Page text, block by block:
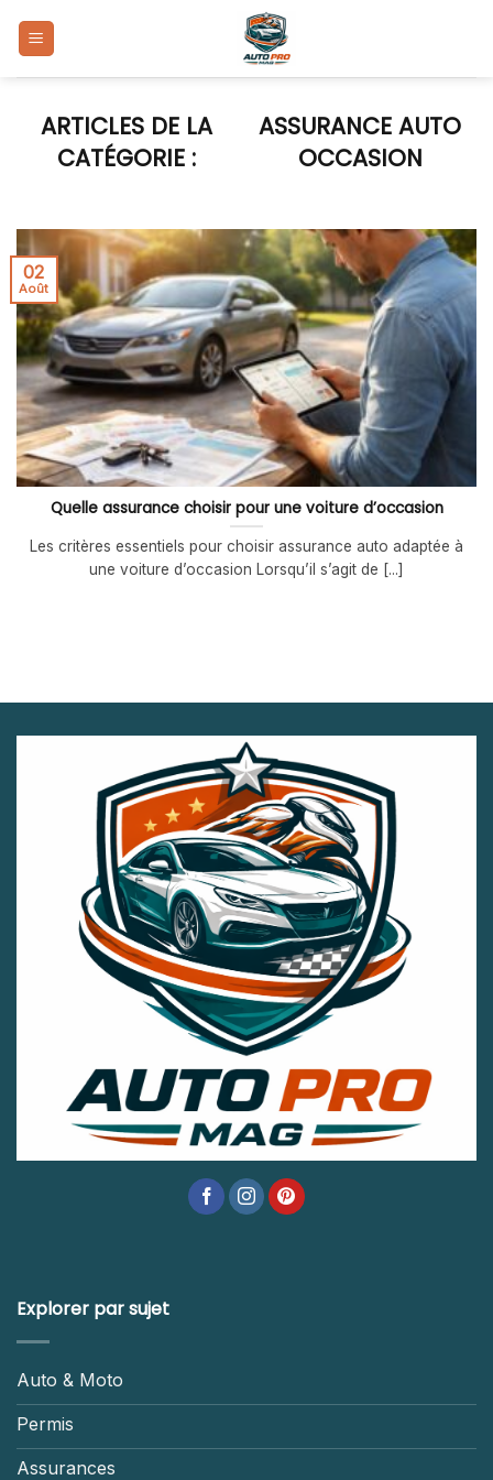
ASSURANCE AUTO
OCCASION
Quelle assurance choisir pour une voiture d’occasion
Les critères essentiels pour choisir assurance auto adaptée à
une voiture d’occasion Lorsqu’il s’agit de [...]
02
Août
Explorer par sujet
Auto & Moto
Permis
Assurances